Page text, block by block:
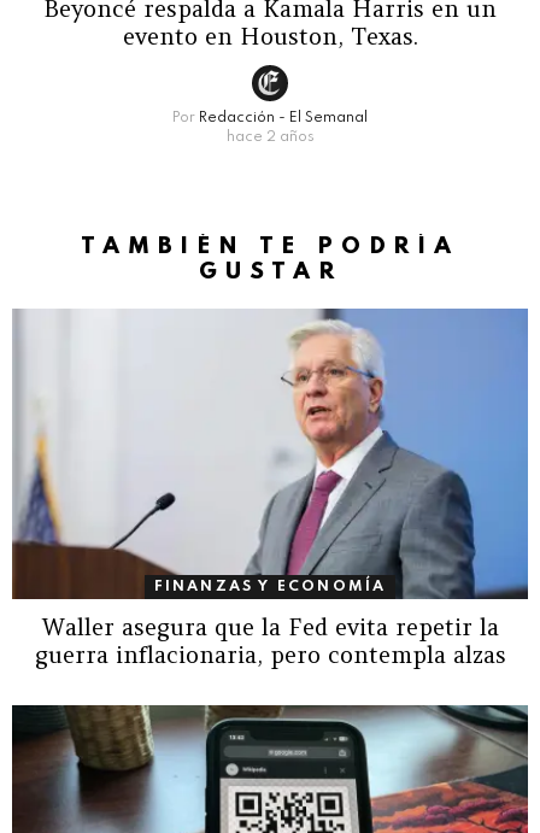
Beyoncé respalda a Kamala Harris en un
evento en Houston, Texas.
Por Redacción - El Semanal
hace 2 años
TAMBIÉN TE PODRÍA
GUSTAR
FINANZAS Y ECONOMÍA
Waller asegura que la Fed evita repetir la
guerra inflacionaria, pero contempla alzas